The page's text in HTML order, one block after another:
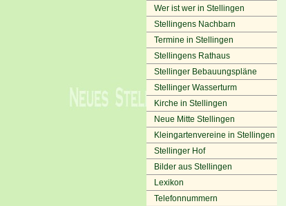
Wer ist wer in Stellingen
Stellingens Nachbarn
Termine in Stellingen
Stellingens Rathaus
Stellinger Bebauungspläne
Stellinger Wasserturm
Kirche in Stellingen
Neue Mitte Stellingen
Kleingartenvereine in Stellingen
Stellinger Hof
Bilder aus Stellingen
Lexikon
Telefonnummern